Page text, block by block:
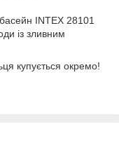
INTEX 28101
із зливним
купується окремо!